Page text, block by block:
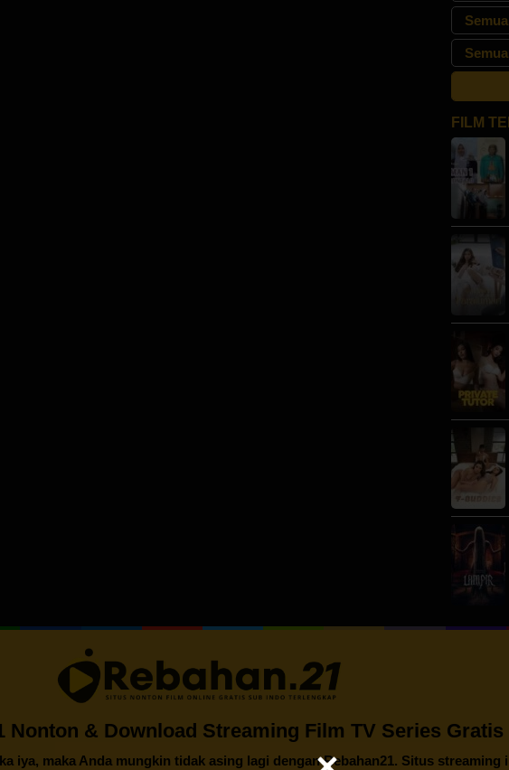
FILM
Nonton & Download Streaming Film TV Series Gratis
iya, maka Anda mungkin tidak asing lagi denganRebahan21. Situs streaming